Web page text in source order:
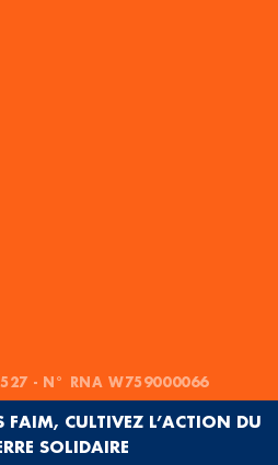
- N° RNA W759000066
FAIM, CULTIVEZ L’ACTION DU
SOLIDAIRE